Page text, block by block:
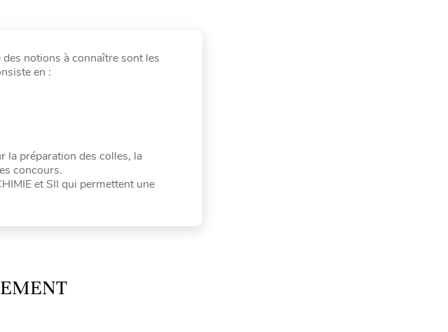
notions à connaître sont les
en :
la préparation des colles, la
concours.
et SII qui permettent une